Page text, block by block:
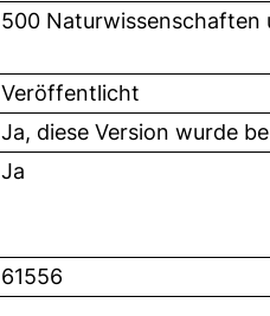
500 Naturwissenschaften
Veröffentlicht
Ja, diese Version wurde
Ja
61556